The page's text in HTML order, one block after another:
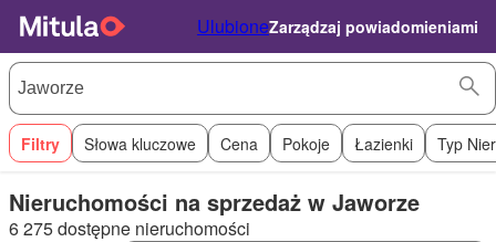
UlubioneZarządzaj powiadomieniami
Filtry Słowa kluczowe Cena Pokoje Łazienki Typ
Nieruchomości na sprzedaż w Jaworze
6 275 dostępne nieruchomości